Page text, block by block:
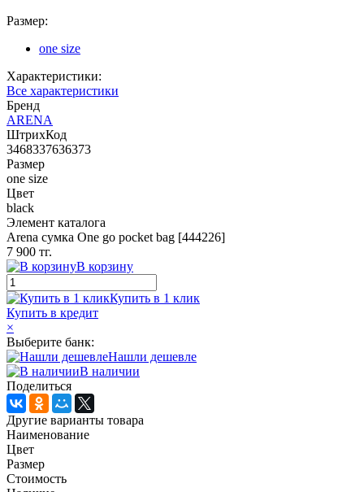
Размер:
one size
Характеристики:
Все характеристики
Бренд
ARENA
ШтрихКод
3468337636373
Размер
one size
Цвет
black
Элемент каталога
Arena сумка One go pocket bag [444226]
7 900 тг.
В корзину
Купить в 1 клик
Купить в кредит
×
Выберите банк:
Нашли дешевле
В наличии
Поделиться
Другие варианты товара
Наименование
Цвет
Размер
Стоимость